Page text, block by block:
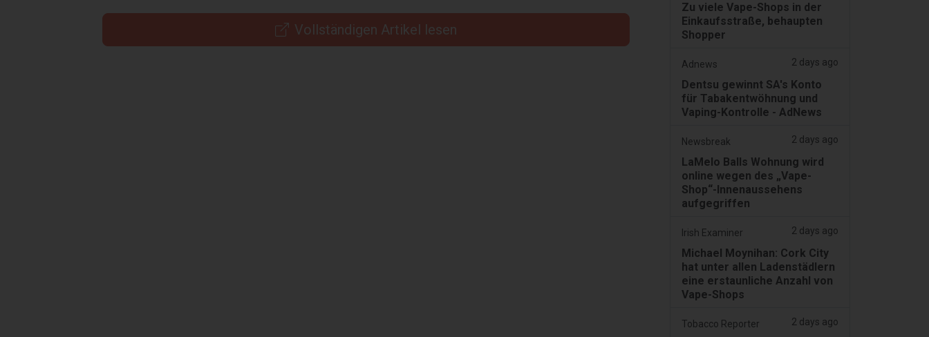
Vollständigen Artikel lesen
Zu viele Vape-Shops in der
Einkaufsstraße, behaupten
Shopper
Adnews 2 days ago
Dentsu gewinnt SA's Konto
für Tabakentwöhnung und
Vaping-Kontrolle - AdNews
Newsbreak 2 days ago
LaMelo Balls Wohnung wird
online wegen des „Vape-
Shop“-Innenaussehens
aufgegriffen
Irish Examiner 2 days ago
Michael Moynihan: Cork City
hat unter allen Ladenstädlern
eine erstaunliche Anzahl von
Vape-Shops
Tobacco Reporter 2 days ago